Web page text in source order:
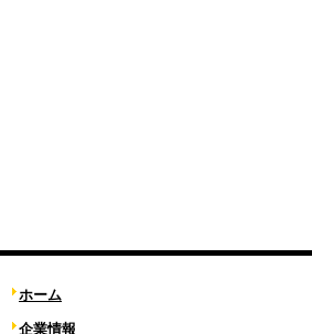
ホーム
企業情報